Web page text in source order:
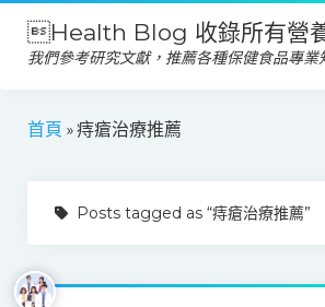
Health Blog 收錄所有營
我們參考研究文獻，推薦各種保健食品專業
營養保健
產品推薦
首頁 »痔瘡治療推薦
Posts tagged as “痔瘡治療推薦”